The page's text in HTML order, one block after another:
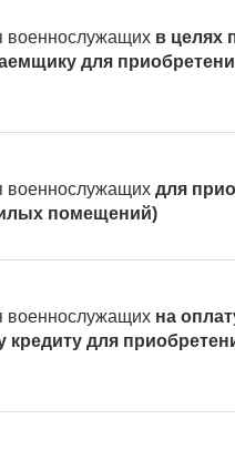
военнослужащих в целях
для
военнослужащих для
помещений)
военнослужащих на
кредиту для